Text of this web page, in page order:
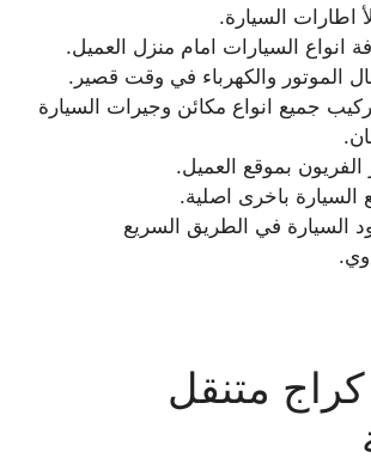
اطارات السيارة.
انواع السيارات امام منزل العميل.
الموتور والكهرباء في وقت قصير.
جميع انواع مكائن وجيرات السيارة
الفريون بموقع العميل.
السيارة باخرى اصلية.
السيارة في الطريق السريع
متنقل